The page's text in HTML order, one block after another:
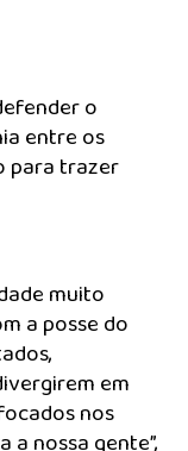
o
entre os
para trazer
muito
a posse do
em
nos
nossa gente”,